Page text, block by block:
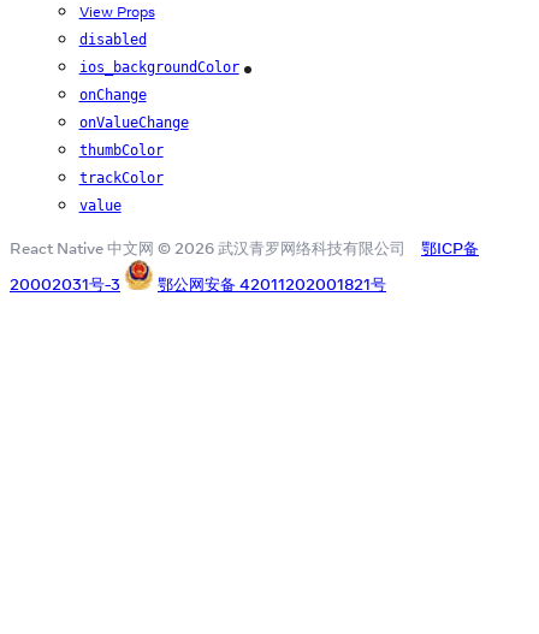
View Props
disabled
ios_backgroundColor iOS
onChange
onValueChange
thumbColor
trackColor
value
React Native 中文网 © 2026 武汉青罗网络科技有限公司
鄂ICP备
20002031号-3
鄂公网安备 42011202001821号